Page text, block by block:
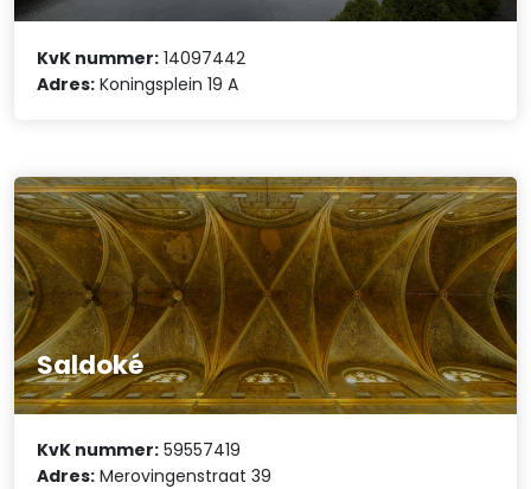
KvK nummer: 14097442
Adres: Koningsplein 19 A
Saldoké
KvK nummer: 59557419
Adres: Merovingenstraat 39